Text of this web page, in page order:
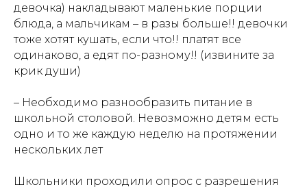
девочка) накладывают маленькие порции
блюда, а мальчикам – в разы больше!! девочки
тоже хотят кушать, если что!! платят все
одинаково, а едят по-разному!! (извините за
крик души)
– Необходимо разнообразить питание в
школьной столовой. Невозможно детям есть
одно и то же каждую неделю на протяжении
нескольких лет
Школьники проходили опрос с разрешения